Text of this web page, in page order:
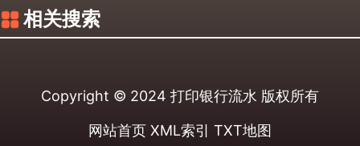
相关搜索
Copyright © 2024 打印银行流水 版权所有
网站首页 XML索引 TXT地图